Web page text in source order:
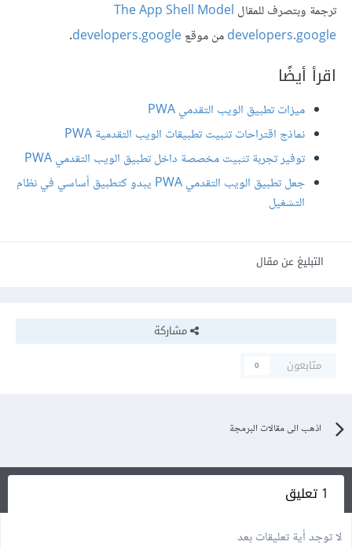
ترجمة وبتصرف للمقال The App Shell Model
developers.googleمن موقعdevelopers.google
.
اقرأ أيضًا
ميزات تطبيق الويب التقدمي PWA
نماذج اقتراحات تثبيت تطبيقات الويب التقدمية PWA
توفير تجربة تثبيت مخصصة داخل تطبيق الويب التقدمي PWA
جعل تطبيق الويب التقدمي PWA يبدو كتطبيق أساسي في نظام
التشغيل
التبليغ عن مقال
مشاركة
متابعون
0
اذهب الى مقالات البرمجة
1 تعليق
لا توجد أية تعليقات بعد